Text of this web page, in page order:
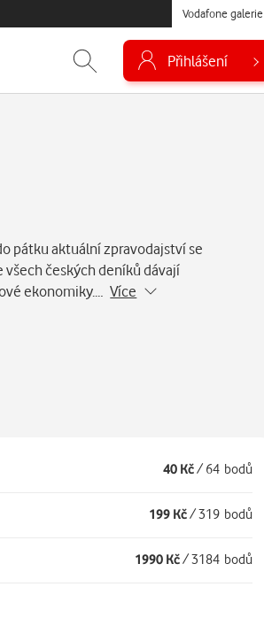
Vodafone galerie
Přihlášení
pátku aktuální zpravodajství se
českých deníků dávají
ekonomiky.…Více
40 Kč/ 64 bodů
199 Kč/319 bodů
1990 Kč/3184 bodů